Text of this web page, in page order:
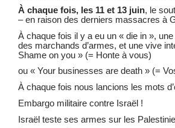
À chaque fois, les 11 et 13 juin, le
– en raison des derniers massacres à
À chaque fois il y a eu un « die in »,
des marchands d’armes, et une vive
Shame on you » (= Honte à vous)
ou « Your businesses are death » (=
À chaque fois nous lancions les mots
Embargo militaire contre Israël !
Israël teste ses armes sur les